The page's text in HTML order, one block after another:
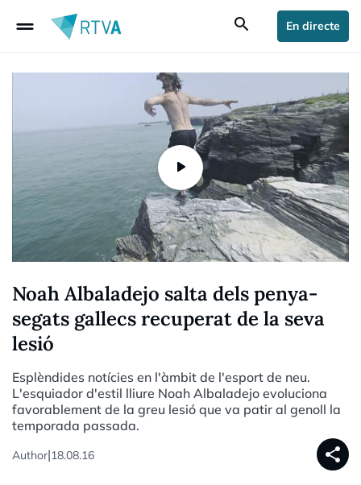
drag_handle search En directe
Noah Albaladejo salta dels penya-
segats gallecs recuperat de la seva
lesió
Esplèndides notícies en l'àmbit de l'esport de neu.
L'esquiador d'estil lliure Noah Albaladejo evoluciona
favorablement de la greu lesió que va patir al genoll la
temporada passada.
Author|18.08.16 share